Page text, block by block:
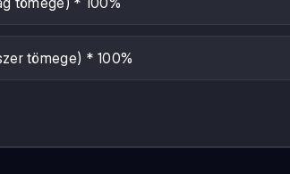
tömege) * 100%